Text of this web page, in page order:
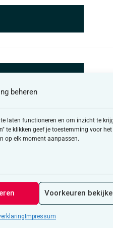
beheren
laten functioneren en om inzicht te
te klikken geef je toestemming voor het
op elk moment aanpassen.
Voorkeuren
Impressum